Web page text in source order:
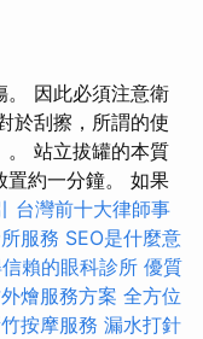
。 因此必須注意衛
於刮擦，所謂的使
。 站立拔罐的本質
置約一分鐘。 如果
台灣前十大律師事
服務 SEO是什麼意
賴的眼科診所 優質
燴服務方案 全方位
按摩服務 漏水打針